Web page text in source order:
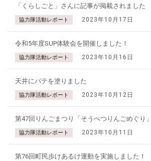
「くらしごと」さんに記事が掲載されました
協力隊活動レポート 2023年10月17日
令和5年度SUP体験会を開催しました！
協力隊活動レポート 2023年10月16日
天井にパテを塗りました
協力隊活動レポート 2023年10月12日
第47回りんごまつり「そうべつりんごめぐり
協力隊活動レポート 2023年10月11日
第76回町民歩けあるけ運動を実施しました！